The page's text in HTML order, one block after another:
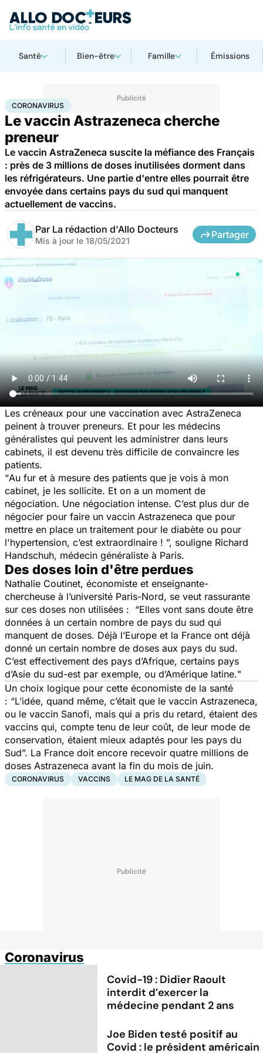
Santé Bien-être Famille Émissions
AccueilSantéMédicaments Coronavirus
CORONAVIRUS
Le vaccin Astrazeneca cherche
preneur
Le vaccin AstraZeneca suscite la méfiance des Français
: près de 3 millions de doses inutilisées dorment dans
les réfrigérateurs. Une partie d'entre elles pourrait être
envoyée dans certains pays du sud qui manquent
actuellement de vaccins.
Par La rédaction d'Allo Docteurs
Mis à jour le 18/05/2021
Partager
Les créneaux pour une vaccination avec AstraZeneca
peinent à trouver preneurs. Et pour les médecins
généralistes qui peuvent les administrer dans leurs
cabinets, il est devenu très difficile de convaincre les
patients.
“Au fur et à mesure des patients que je vois à mon
cabinet, je les sollicite. Et on a un moment de
négociation. Une négociation intense. C’est plus dur de
négocier pour faire un vaccin Astrazeneca que pour
mettre en place un traitement pour le diabète ou pour
l'hypertension, c’est extraordinaire ! ”, souligne Richard
Handschuh, médecin généraliste à Paris.
Des doses loin d'être perdues
Nathalie Coutinet, économiste et enseignante-
chercheuse à l’université Paris-Nord, se veut rassurante
sur ces doses non utilisées : “Elles vont sans doute être
données à un certain nombre de pays du sud qui
manquent de doses. Déjà l’Europe et la France ont déjà
donné un certain nombre de doses aux pays du sud.
C’est effectivement des pays d’Afrique, certains pays
d’Asie du sud-est par exemple, ou d’Amérique latine."
Un choix logique pour cette économiste de la santé
: “L’idée, quand même, c’était que le vaccin Astrazeneca,
ou le vaccin Sanofi, mais qui a pris du retard, étaient des
vaccins qui, compte tenu de leur coût, de leur mode de
conservation, étaient mieux adaptés pour les pays du
Sud”. La France doit encore recevoir quatre millions de
doses Astrazeneca avant la fin du mois de juin.
CORONAVIRUS VACCINS LE MAG DE LA SANTÉ
Coronavirus
Covid-19 : Didier Raoult
interdit d’exercer la
médecine pendant 2 ans
Joe Biden testé positif au
Covid : le président américain